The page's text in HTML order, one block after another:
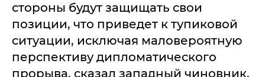
стороны будут защищать свои
позиции, что приведет к тупиковой
ситуации, исключая маловероятную
перспективу дипломатического
прорыва, сказал западный чиновник.